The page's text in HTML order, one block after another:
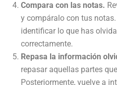
Compara con las notas.
y compáralo con tus
identificar lo que has
correctamente.
Repasa la información
repasar aquellas partes
Posteriormente, vuelve a